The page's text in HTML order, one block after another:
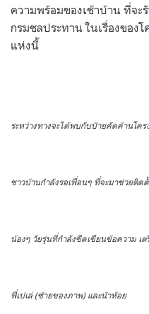
ความพร้อมของเช้าบ้าน ที่จะ
กรมชลประทาน ในเรื่องของโ
แห่งนี้
ระหว่างทางจะได้พบกับป้ายคัดค้านโค
ชาวบ้านกำลังรอเพื่อนๆ ที่จะมาช่วยติด
น้องๆ วัยรุ่นที่กำลังขีดเขียนข้อความ เ
พี่เปเล่ (ซ้ายของภาพ) และน้าห้อย